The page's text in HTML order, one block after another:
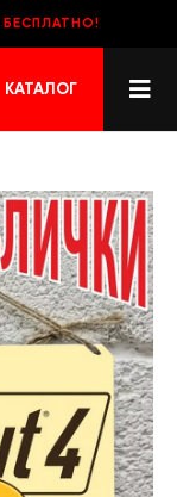
БЕСПЛАТНО!
КАТАЛОГ